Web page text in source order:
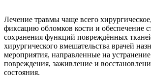
Лечение травмы чаще всего
фиксацию обломков кости и обеспечение
сохранения функций повреждённых
хирургического вмешательства врачей
мероприятия, направленные на
повреждения, заживление и
состояния.